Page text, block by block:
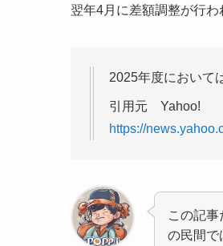
翌年4月に差額調整が行わ
2025年度において
引用元 Yahoo!
https://
この記
の民間で